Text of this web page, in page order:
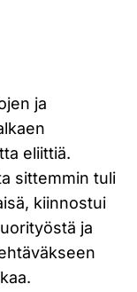
ja
eliittiä.
sittemmin tuli
kiinnostui
ja